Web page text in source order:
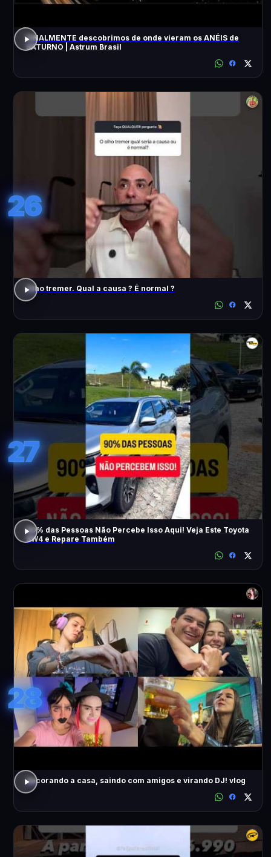
FINALMENTE descobrimos de onde vieram os ANÉIS de
SATURNO | Astrum Brasil
26
Olho tremer. Qual a causa ? É normal ?
27
90% das Pessoas Não Percebe Isso Aqui! Veja Este Toyota
SW4 e Repare Também
28
decorando a casa, saindo com amigos e virando DJ! vlog